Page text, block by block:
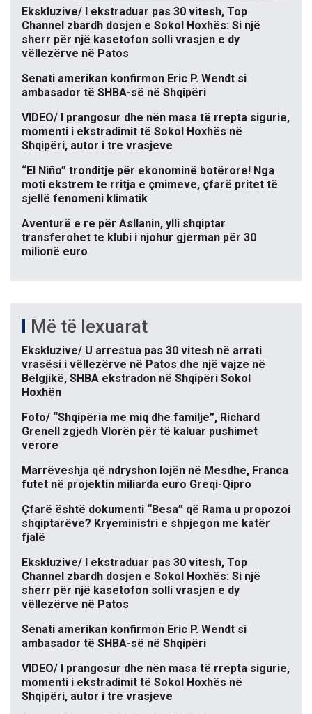
Ekskluzive/ I ekstraduar pas 30 vitesh, Top
Channel zbardh dosjen e Sokol Hoxhës: Si një
sherr për një kasetofon solli vrasjen e dy
vëllezërve në Patos
Senati amerikan konfirmon Eric P. Wendt si
ambasador të SHBA-së në Shqipëri
VIDEO/ I prangosur dhe nën masa të rrepta sigurie,
momenti i ekstradimit të Sokol Hoxhës në
Shqipëri, autor i tre vrasjeve
“El Niño” tronditje për ekonominë botërore! Nga
moti ekstrem te rritja e çmimeve, çfarë pritet të
sjellë fenomeni klimatik
Aventurë e re për Asllanin, ylli shqiptar
transferohet te klubi i njohur gjerman për 30
milionë euro
Më të lexuarat
Ekskluzive/ U arrestua pas 30 vitesh në arrati
vrasësi i vëllezërve në Patos dhe një vajze në
Belgjikë, SHBA ekstradon në Shqipëri Sokol
Hoxhën
Foto/ “Shqipëria me miq dhe familje”, Richard
Grenell zgjedh Vlorën për të kaluar pushimet
verore
Marrëveshja që ndryshon lojën në Mesdhe, Franca
futet në projektin miliarda euro Greqi-Qipro
Çfarë është dokumenti “Besa” që Rama u propozoi
shqiptarëve? Kryeministri e shpjegon me katër
fjalë
Ekskluzive/ I ekstraduar pas 30 vitesh, Top
Channel zbardh dosjen e Sokol Hoxhës: Si një
sherr për një kasetofon solli vrasjen e dy
vëllezërve në Patos
Senati amerikan konfirmon Eric P. Wendt si
ambasador të SHBA-së në Shqipëri
VIDEO/ I prangosur dhe nën masa të rrepta sigurie,
momenti i ekstradimit të Sokol Hoxhës në
Shqipëri, autor i tre vrasjeve